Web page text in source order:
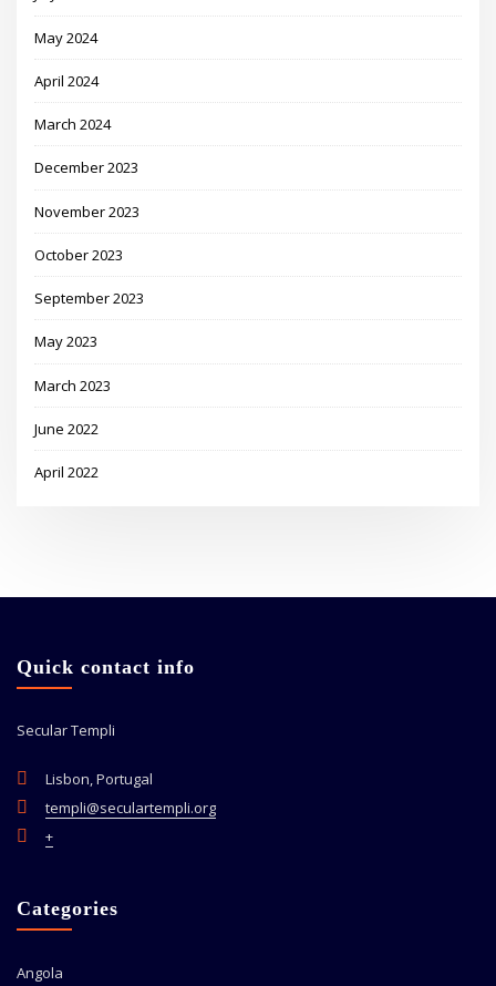
May 2024
April 2024
March 2024
December 2023
November 2023
October 2023
September 2023
May 2023
March 2023
June 2022
April 2022
Quick contact info
Secular Templi
Lisbon, Portugal
templi@seculartempli.org
+
Categories
Angola